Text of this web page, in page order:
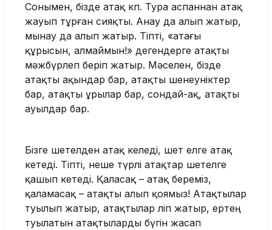
Сонымен, бізде атақ көп. Тура аспаннан атақ
жауып тұрған сияқты. Анау да алып жатыр,
мынау да алып жатыр. Тіпті, «атағы
құрысын, алмаймын!» дегендерге атақты
мәжбүрлеп беріп жатыр. Мәселен, бізде
атақты ақындар бар, атақты шенеуніктер
бар, атақты ұрылар бар, сондай-ақ, атақты
ауылдар бар.
Бізге шетелден атақ келеді, шет елге атақ
кетеді. Тіпті, неше түрлі атақтар шетелге
қашып кетеді. Қаласақ – атақ береміз,
қаламасақ – атақты алып қоямыз! Атақтылар
туылып жатыр, атақтылар өліп жатыр, ертең
туылатын атақтыларды бүгін жасап